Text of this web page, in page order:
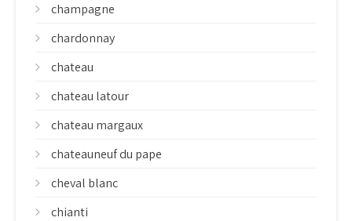
champagne
chardonnay
chateau
chateau latour
chateau margaux
chateauneuf du pape
cheval blanc
chianti